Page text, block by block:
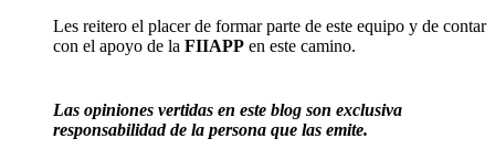
Les reitero el placer de formar parte de este equipo y de contar
con el apoyo de la FIIAPP en este camino.
Las opiniones vertidas en este blog son exclusiva
responsabilidad de la persona que las emite.